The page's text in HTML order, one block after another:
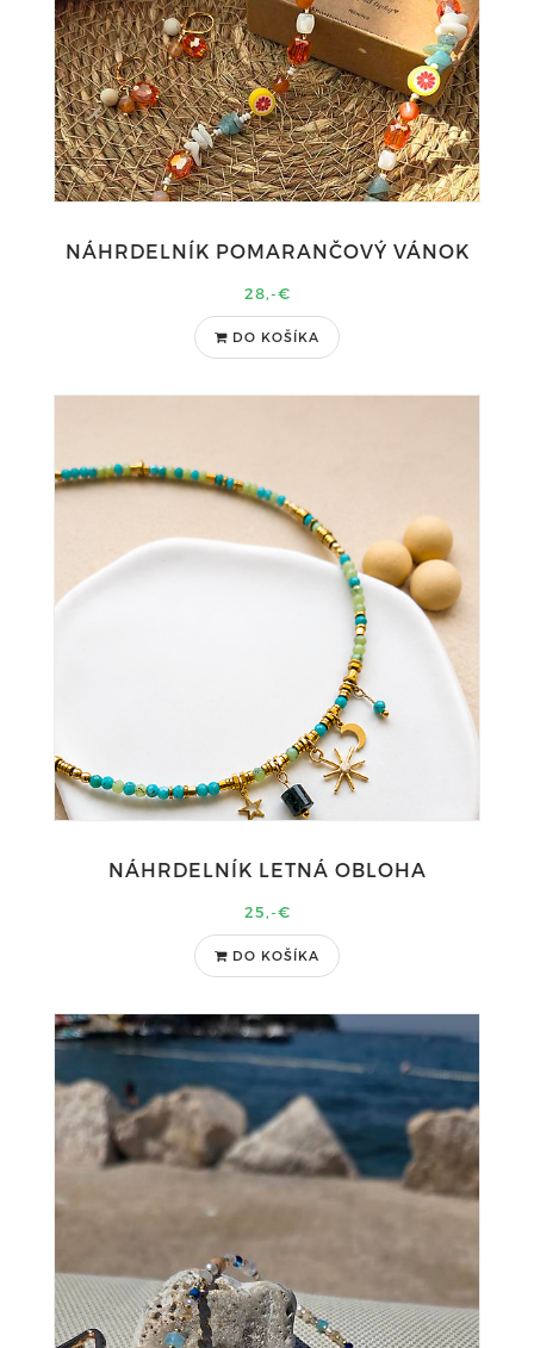
NÁHRDELNÍK POMARANČOVÝ VÁNOK
28,-€
DO KOŠÍKA
NÁHRDELNÍK LETNÁ OBLOHA
25,-€
DO KOŠÍKA